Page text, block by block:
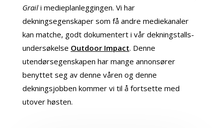
Graili medieplanleggingen. Vi har
dekningsegenskaper som få andre mediekanaler
kan matche, godt dokumentert i vår dekningstalls-
undersøkelse Outdoor Impact. Denne
utendørsegenskapen har mange annonsører
benyttet seg av denne våren og denne
dekningsjobben kommer vi til å fortsette med
utover høsten.